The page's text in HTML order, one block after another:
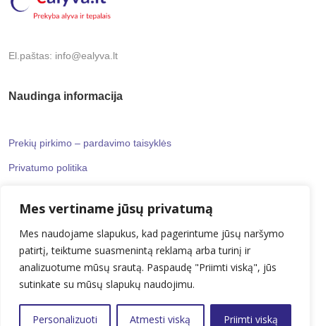
Mes vertiname jūsų privatumą
Mes naudojame slapukus, kad pagerintume jūsų naršymo
patirtį, teiktume suasmenintą reklamą arba turinį ir
analizuotume mūsų srautą. Paspaudę "Priimti viską", jūs
sutinkate su mūsų slapukų naudojimu.
Personalizuoti Atmesti viską Priimti viską
El.paštas: info@ealyva.lt
Naudinga informacija
Prekių pirkimo – pardavimo taisyklės
Privatumo politika
Informaciniai puslapiai
Kontaktai
© 2024 UAB „ealyva“. Visos teisės saugomos.